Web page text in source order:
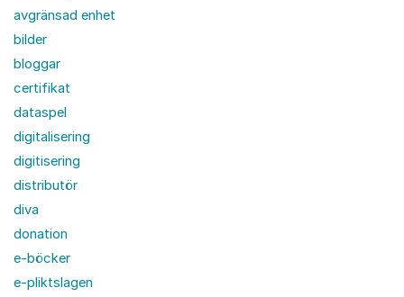
avgränsad enhet
bilder
bloggar
certifikat
dataspel
digitalisering
digitisering
distributör
diva
donation
e-böcker
e-pliktslagen